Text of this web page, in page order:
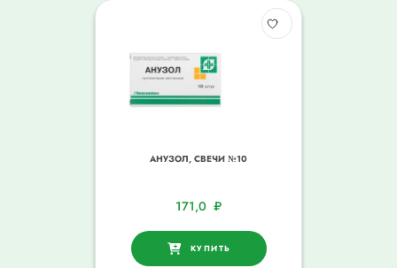
АНУЗОЛ, СВЕЧИ №10
171,0 ₽
КУПИТЬ